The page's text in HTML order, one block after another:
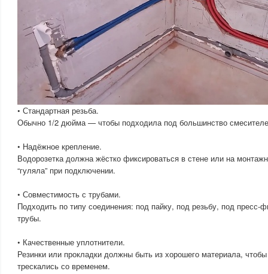
• Стандартная резьба.
Обычно 1/2 дюйма — чтобы подходила под большинство
• Надёжное крепление.
Водорозетка должна жёстко фиксироваться в стене или на
“гуляла” при подключении.
• Совместимость с трубами.
Подходить по типу соединения: под пайку, под резьбу, под пресс-
трубы.
• Качественные уплотнители.
Резинки или прокладки должны быть из хорошего материала,
трескались со временем.